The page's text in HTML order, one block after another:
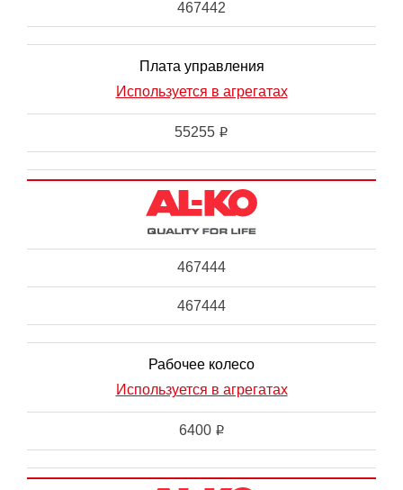
467442
Плата управления
Используется в агрегатах
55255 i
467444
467444
Рабочее колесо
Используется в агрегатах
6400 i